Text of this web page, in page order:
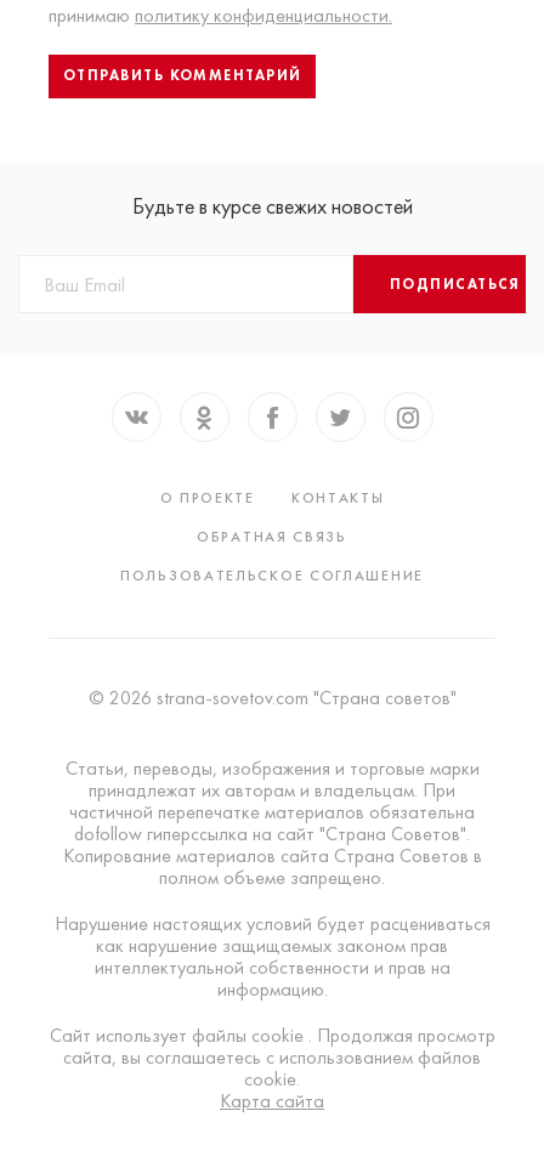
принимаю политику конфиденциальности.
Будьте в курсе свежих новостей
ПОДПИСАТЬСЯ
О ПРОЕКТЕ
КОНТАКТЫ
ОБРАТНАЯ СВЯЗЬ
ПОЛЬЗОВАТЕЛЬСКОЕ СОГЛАШЕНИЕ
© 2026 strana-sovetov.com "Страна советов"
Статьи, переводы, изображения и торговые марки
принадлежат их авторам и владельцам. При
частичной перепечатке материалов обязательна
dofollow гиперссылка на сайт "Страна Советов".
Копирование материалов сайта Страна Советов в
полном объеме запрещено.
Нарушение настоящих условий будет расцениваться
как нарушение защищаемых законом прав
интеллектуальной собственности и прав на
информацию.
Сайт использует файлы cookie . Продолжая просмотр
сайта, вы соглашаетесь с использованием файлов
cookie.
Карта сайта